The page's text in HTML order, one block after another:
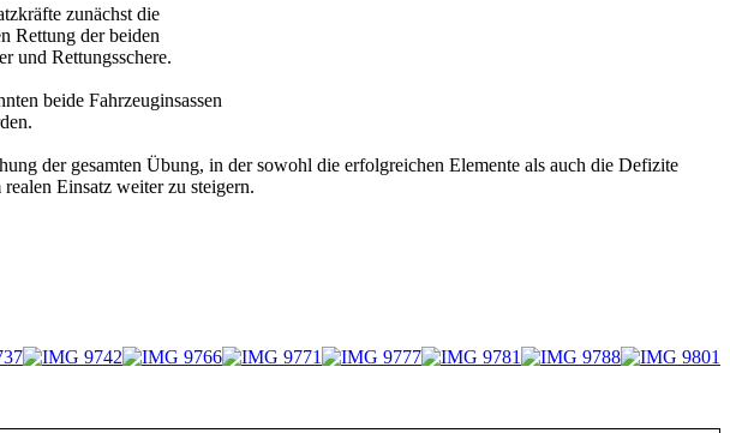
zunächst die
Rettung der beiden
und Rettungsschere.
beide Fahrzeuginsassen
der gesamten Übung, in der sowohl die erfolgreichen Elemente als auch die Defizite
Einsatz weiter zu steigern.